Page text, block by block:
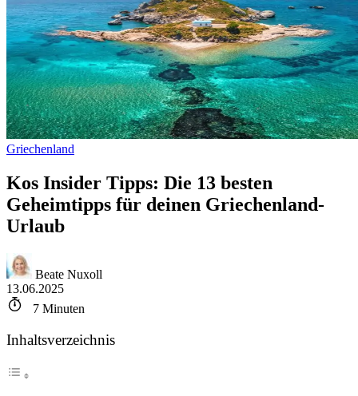
Griechenland
Kos Insider Tipps: Die 13 besten
Geheimtipps für deinen Griechenland-
Urlaub
Beate Nuxoll
13.06.2025
7 Minuten
Inhaltsverzeichnis